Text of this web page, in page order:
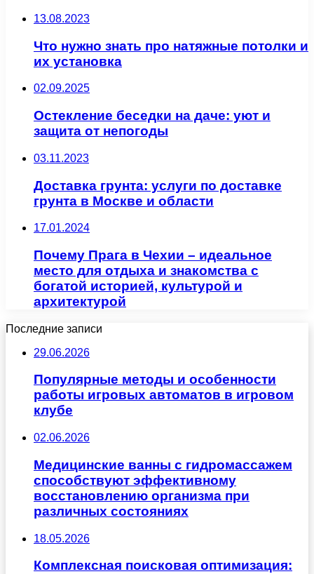
13.08.2023
Что нужно знать про натяжные потолки и
их установка
02.09.2025
Остекление беседки на даче: уют и
защита от непогоды
03.11.2023
Доставка грунта: услуги по доставке
грунта в Москве и области
17.01.2024
Почему Прага в Чехии – идеальное
место для отдыха и знакомства с
богатой историей, культурой и
архитектурой
Последние записи
29.06.2026
Популярные методы и особенности
работы игровых автоматов в игровом
клубе
02.06.2026
Медицинские ванны с гидромассажем
способствуют эффективному
восстановлению организма при
различных состояниях
18.05.2026
Комплексная поисковая оптимизация: